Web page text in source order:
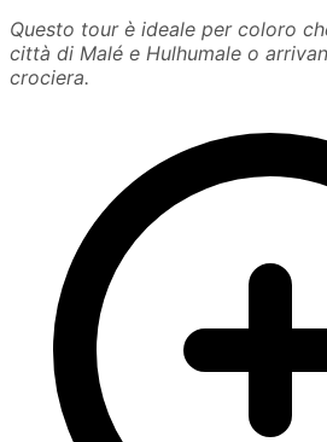
Questo tour è ideale per coloro
città di Malé e Hulhumale o
crociera.